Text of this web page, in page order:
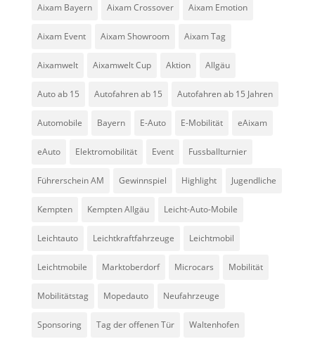
Aixam Bayern Aixam Crossover Aixam Emotion
Aixam Event Aixam Showroom Aixam Tag
Aixamwelt Aixamwelt Cup Aktion Allgäu
Auto ab 15 Autofahren ab 15 Autofahren ab 15 Jahren
Automobile Bayern E-Auto E-Mobilität eAixam
eAuto Elektromobilität Event Fussballturnier
Führerschein AM Gewinnspiel Highlight Jugendliche
Kempten Kempten Allgäu Leicht-Auto-Mobile
Leichtauto Leichtkraftfahrzeuge Leichtmobil
Leichtmobile Marktoberdorf Microcars Mobilität
Mobilitätstag Mopedauto Neufahrzeuge
Sponsoring Tag der offenen Tür Waltenhofen